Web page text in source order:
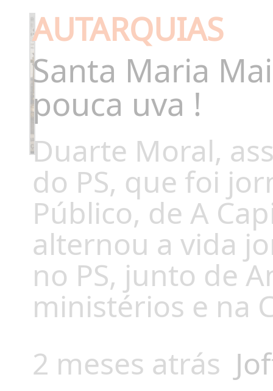
AUTARQUIAS
Santa Maria
pouca uva !
Duarte Moral,
do PS, que foi
Público, de A
alternou a vida
no PS, junto de
ministérios e na
2 meses atrás